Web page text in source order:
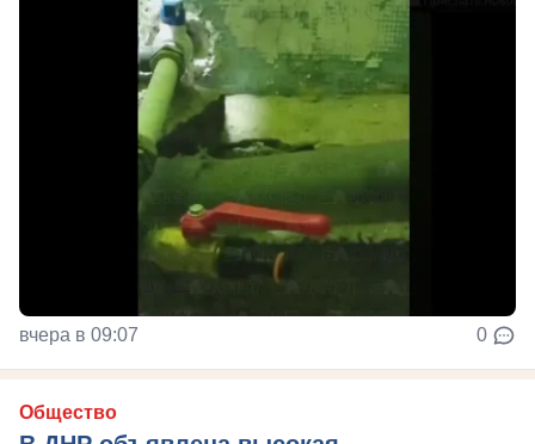
вчера в 09:07 0
Общество